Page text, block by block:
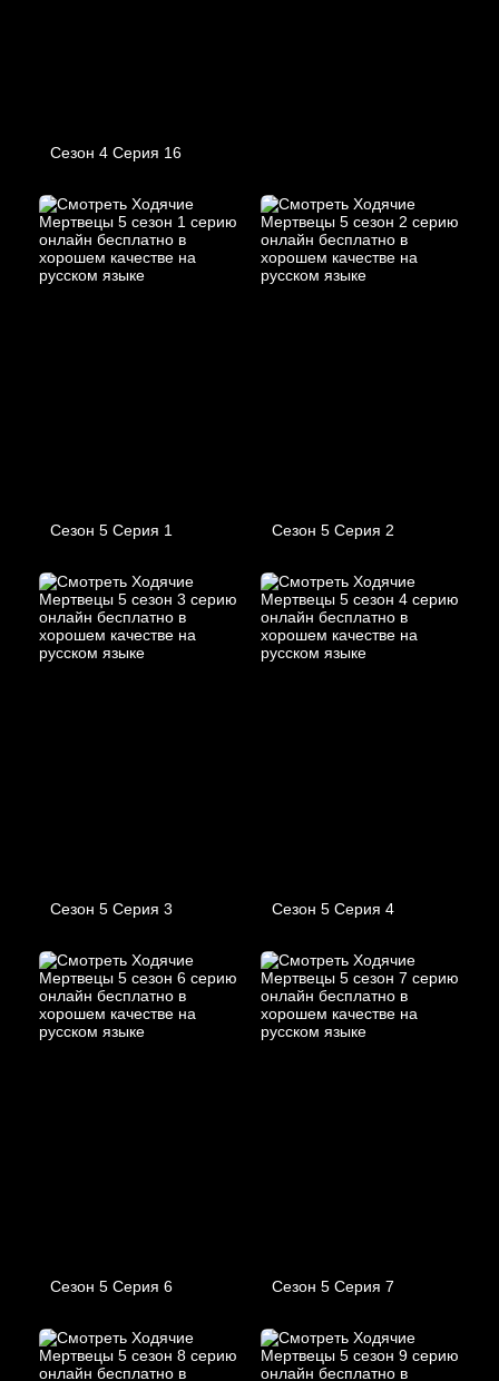
Сезон 4 Серия 16
Сезон 5 Серия 1 Сезон 5 Серия 2
Сезон 5 Серия 3 Сезон 5 Серия 4
Сезон 5 Серия 6 Сезон 5 Серия 7